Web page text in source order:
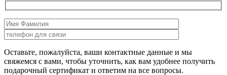
Оставьте, пожалуйста, ваши контактные данные и мы
свяжемся с вами, чтобы уточнить, как вам удобнее получить
подарочный сертификат и ответим на все вопросы.